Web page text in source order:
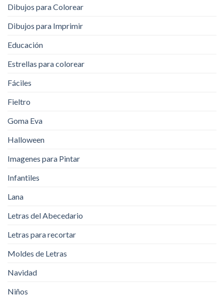
Dibujos para Colorear
Dibujos para Imprimir
Educación
Estrellas para colorear
Fáciles
Fieltro
Goma Eva
Halloween
Imagenes para Pintar
Infantiles
Lana
Letras del Abecedario
Letras para recortar
Moldes de Letras
Navidad
Niños